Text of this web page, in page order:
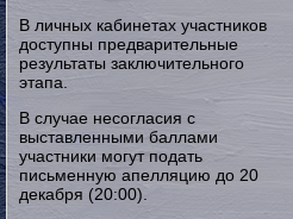
В личных кабинетах участников
доступны предварительные
результаты заключительного
этапа.
В случае несогласия с
выставленными баллами
участники могут подать
письменную апелляцию до 20
декабря (20:00).